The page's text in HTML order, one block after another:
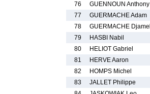
76
GUENNOUN Anthony
77
GUERMACHE Adam
78
GUERMACHE Djamel
79
HASBI Nabil
80
HELIOT Gabriel
81
HERVE Aaron
82
HOMPS Michel
83
JALLET Philippe